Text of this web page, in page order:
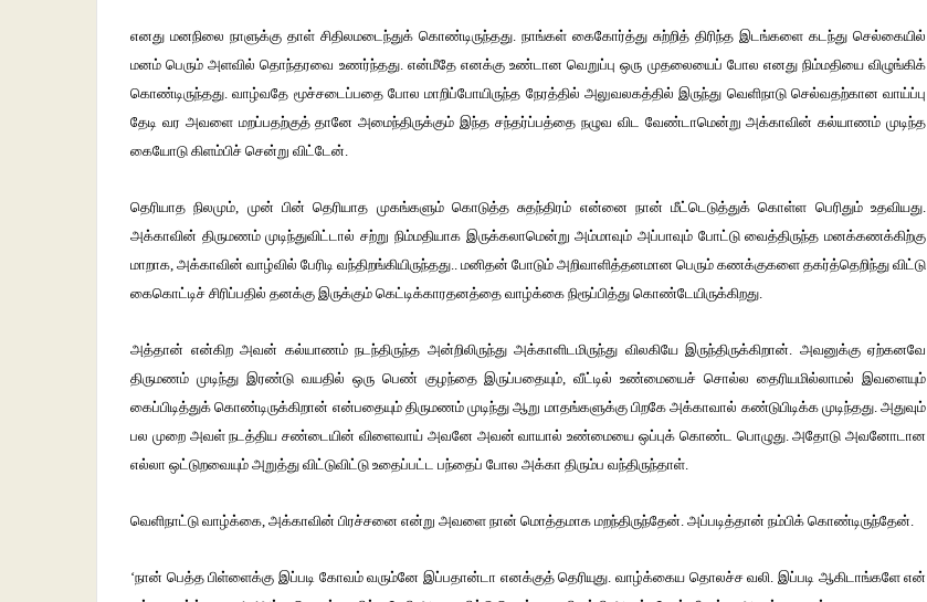
எனது மனநிலை நாளுக்கு தாள் சிதிலமடைந்துக் கொண்டிருந்தது நாங்கள் கைகோர்த்து சுற்றித் திரிந்த இடங்களை கடந்து செல்கையில்
மனம் பெரும் அளவில் தொந்தரவை உணர்ந்தது. என்மீதே எனக்கு உண்டான வெறுப்பு ஒரு முதலையைப் போல எனது நிம்மதியை விழுங்கிக்
கொண்டிருந்தது .வாழ்வதே மூச்சடைப்பதை போல மாறிப்போயிருந்த நேரத்தில் அலுவலகத்தில் இருந்து வெளிநாடு செல்வதற்கான வாய்ப்பு
தேடி வர அவளை மறப்பதற்குத் தானே அமைந்திருக்கும் இந்த சந்தர்ப்பத்தை நழுவ விட வேண்டாமென்று அக்காவின் கல்யாணம் முடிந்த
கையோடு கிளம்பிச் சென்று விட்டேன்
தெரியாத நிலமும் முன் பின் தெரியாத முகங்களும் கொடுத்த சுதந்திரம் என்னை நான் மீட்டெடுத்துக் கொள்ள பெரிதும் உதவியது
அக்காவின் திருமணம் முடிந்துவிட்டால் சற்று நிம்மதியாக இருக்கலாமென்று அம்மாவும் அப்பாவும் போட்டு வைத்திருந்த மனக்கணக்கிற்கு
மாறாக அக்காவின் வாழ்வில் பேரிடி வந்திறங்கியிருந்தது மனிதன் போடும் அறிவாளித்தனமான பெரும் கணக்குகளை தகர்த்தெறிந்து விட்டு
கைகொட்டிச் சிரிப்பதில் தனக்கு இருக்கும் கெட்டிக்காரதனத்தை வாழ்க்கை நிரூப்பித்து கொண்டேயிருக்கிறது
அத்தான் என்கிற அவன் கல்யாணம் நடந்திருந்த அன்றிலிருந்து அக்காளிடமிருந்து விலகியே இருந்திருக்கிறான் அவனுக்கு ஏற்கனவே
திருமணம் முடிந்து இரண்டு வயதில் ஒரு பெண் குழந்தை இருப்பதையும் ,வீட்டில் உண்மையைச் சொல்ல தைரியமில்லாமல் இவளையும்
கைப்பிடித்துக் கொண்டிருக்கிறான் என்பதையும் திருமணம் முடிந்து ஆறு மாதங்களுக்கு பிறகே அக்காவால் கண்டுபிடிக்க முடிந்தது.அதுவும்
பல முறை அவள் நடத்திய சண்டையின் விளைவாய் அவனே அவன் வாயால் உண்மையை ஒப்புக் கொண்ட பொழுது.அதோடு அவனோடான
எல்லா ஒட்டுறவையும் அறுத்து விட்டுவிட்டு உதைப்பட்ட பந்தைப் போல அக்கா திரும்ப வந்திருந்தாள்
வெளிநாட்டு வாழ்க்கை அக்காவின் பிரச்சனை என்று அவளை நான் மொத்தமாக மறந்திருந்தேன் அப்படித்தான் நம்பிக் கொண்டிருந்தேன்
‘நான் பெத்த பிள்ளைக்கு இப்படி கோவம் வரும்னே இப்பதான்டா எனக்குத் தெரியுது வாழ்க்கைய தொலச்ச வலி இப்படி ஆகிடாங்களே என்